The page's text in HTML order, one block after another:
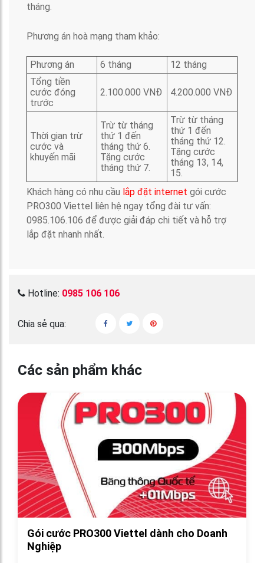
tháng.
Phương án hoà mạng tham khảo:
Phương án 6 tháng
12 tháng
Tổng tiền
cước đóng
trước
2.100.000 VNĐ 4.200.000 VNĐ
Thời gian trừ
cước và
khuyến mãi
Trừ từ tháng
thứ 1 đến
tháng thứ 6.
Tặng cước
tháng thứ 7.
Trừ từ tháng
thứ 1 đến
tháng thứ 12.
Tặng cước
tháng 13, 14,
15.
Khách hàng có nhu cầu lắp đặt internet gói cước
PRO300 Viettel liên hệ ngay tổng đài tư vấn:
0985.106.106 để được giải đáp chi tiết và hỗ trợ
lắp đặt nhanh nhất.
Hotline: 0985 106 106
Chia sẻ qua:
Các sản phẩm khác
Gói cước PRO300 Viettel dành cho Doanh
Nghiệp